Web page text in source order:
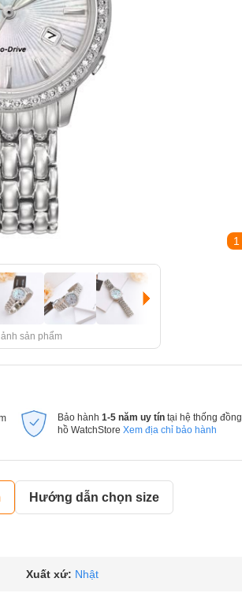
1
sản phẩm
Bảo hành 1-5 năm uy tín tại hệ thống đồng
hồ WatchStore Xem địa chỉ bảo hành
Hướng dẫn chọn size
Xuất xứ: Nhật